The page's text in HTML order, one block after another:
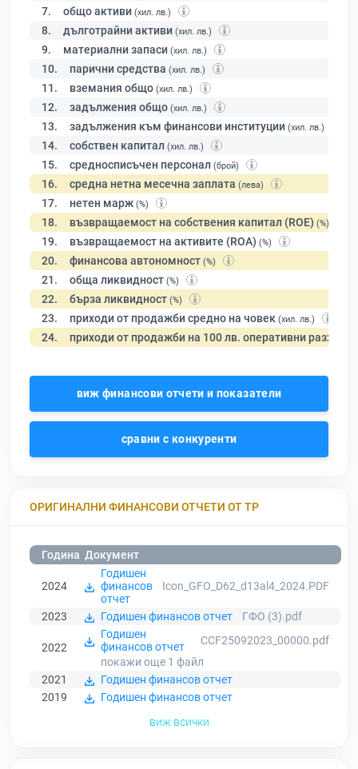
7. общо активи (хил. лв.)
8. дълготрайни активи (хил. лв.)
9. материални запаси (хил. лв.)
10. парични средства (хил. лв.)
11. вземания общо (хил. лв.)
12. задължения общо (хил. лв.)
13. задължения към финансови институции (хил. лв.)
14. собствен капитал (хил. лв.)
15. средносписъчен персонал (брой)
16. средна нетна месечна заплата (лева)
17. нетен марж (%)
18. възвращаемост на собствения капитал (ROE) (%)
19. възвращаемост на активите (ROA) (%)
20. финансова автономност (%)
21. обща ликвидност (%)
22. бърза ликвидност (%)
23. приходи от продажби средно на човек (хил. лв.)
24. приходи от продажби на 100 лв. оперативни разходи
виж финансови отчети и показатели
сравни с конкуренти
ОРИГИНАЛНИ ФИНАНСОВИ ОТЧЕТИ ОТ ТР
Година Документ
2024
Годишен
финансов
отчет
Icon_GFO_D62_d13al4_2024.PDF
2023 Годишен финансов отчет ГФО (3).pdf
2022
Годишен
финансов отчет
CCF25092023_00000.pdf
покажи още 1 файл
2021
Годишен финансов отчет
2019
Годишен финансов отчет
виж всички